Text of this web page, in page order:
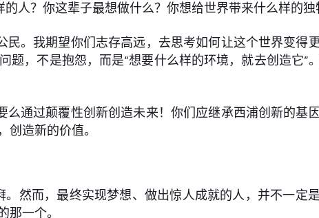
人？你这辈子最想做什么？你想给世界带来什么样的独
。我期望你们志存高远，去思考如何让这个世界变得
，不是抱怨，而是“想要什么样的环境，就去创造它”
通过颠覆性创新创造未来！你们应继承西浦创新的基
造新的价值。
然而，最终实现梦想、做出惊人成就的人，并不一定
那一个。